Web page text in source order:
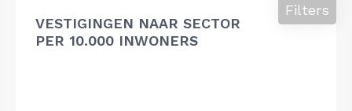
VESTIGINGEN NAAR SECTOR
PER 10.000 INWONERS
Filters